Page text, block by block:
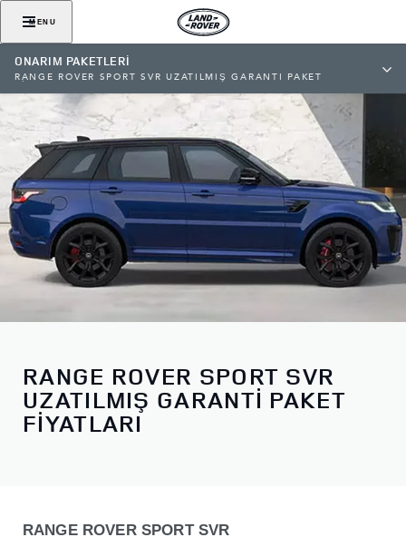
MENU
ONARIM PAKETLERİ
RANGE ROVER SPORT SVR UZATILMIŞ GARANTİ PAKET
RANGE ROVER SPORT SVR
UZATILMIŞ GARANTİ PAKET
FİYATLARI
RANGE ROVER SPORT SVR